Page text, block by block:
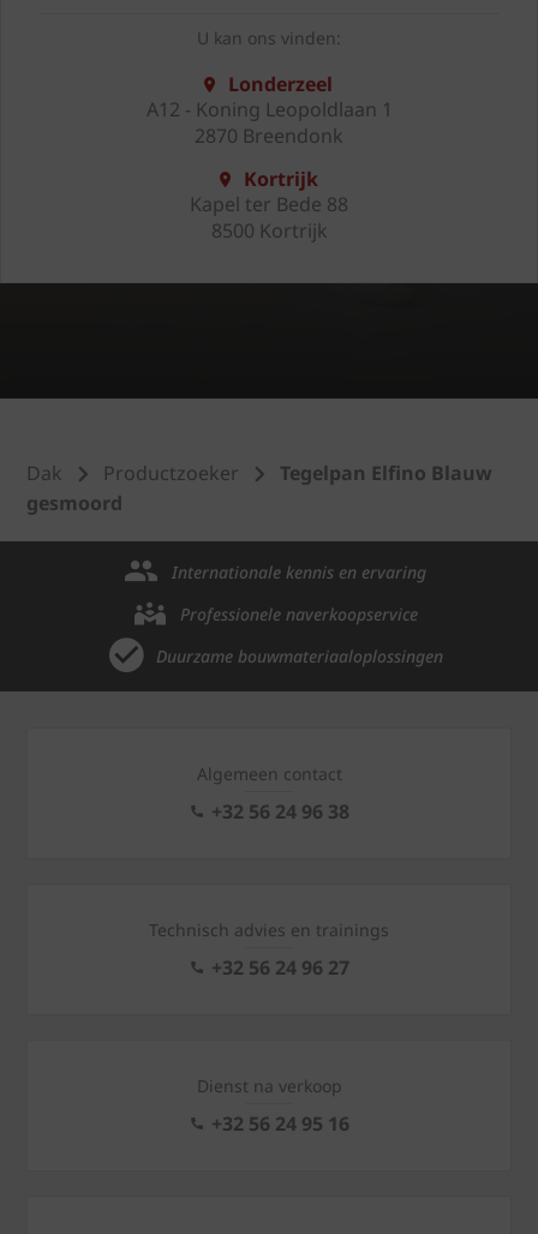
U kan ons vinden:
Londerzeel
A12 - Koning Leopoldlaan 1
2870 Breendonk
Kortrijk
Kapel ter Bede 88
8500 Kortrijk
Dak Productzoeker
Tegelpan Elfino Blauw
gesmoord
Internationale kennis en ervaring
Professionele naverkoopservice
Duurzame bouwmateriaaloplossingen
Algemeen contact
+32 56 24 96 38
Technisch advies en trainings
+32 56 24 96 27
Dienst na verkoop
+32 56 24 95 16